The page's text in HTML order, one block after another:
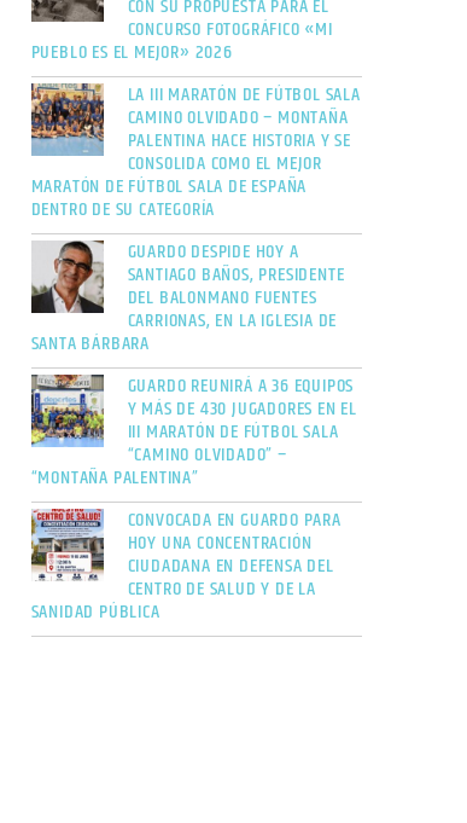
CON SU PROPUESTA PARA EL
CONCURSO FOTOGRÁFICO «MI
PUEBLO ES EL MEJOR» 2026
LA III MARATÓN DE FÚTBOL SALA
CAMINO OLVIDADO – MONTAÑA
PALENTINA HACE HISTORIA Y SE
CONSOLIDA COMO EL MEJOR
MARATÓN DE FÚTBOL SALA DE ESPAÑA
DENTRO DE SU CATEGORÍA
GUARDO DESPIDE HOY A
SANTIAGO BAÑOS, PRESIDENTE
DEL BALONMANO FUENTES
CARRIONAS, EN LA IGLESIA DE
SANTA BÁRBARA
GUARDO REUNIRÁ A 36 EQUIPOS
Y MÁS DE 430 JUGADORES EN EL
III MARATÓN DE FÚTBOL SALA
“CAMINO OLVIDADO” –
“MONTAÑA PALENTINA”
CONVOCADA EN GUARDO PARA
HOY UNA CONCENTRACIÓN
CIUDADANA EN DEFENSA DEL
CENTRO DE SALUD Y DE LA
SANIDAD PÚBLICA